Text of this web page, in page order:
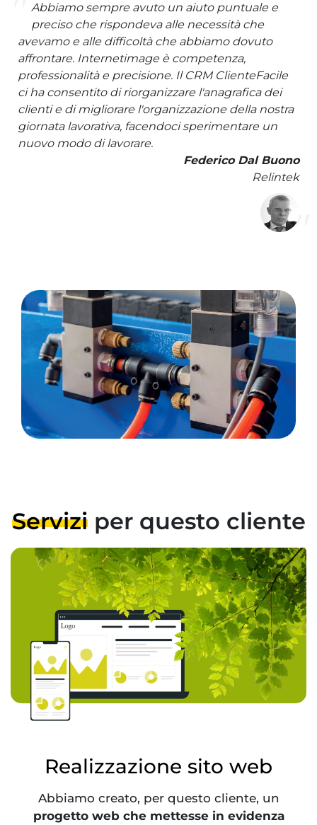
Abbiamo sempre avuto un aiuto puntuale e
preciso che rispondeva alle necessità che
avevamo e alle difficoltà che abbiamo dovuto
affrontare. Internetimage è competenza,
professionalità e precisione. Il CRM ClienteFacile
ci ha consentito di riorganizzare l'anagrafica dei
clienti e di migliorare l'organizzazione della nostra
giornata lavorativa, facendoci sperimentare un
nuovo modo di lavorare.
Federico Dal Buono
Relintek
Serviziper questo cliente
Realizzazione sito web
Abbiamo creato, per questo cliente, un
progetto web che mettesse in evidenza